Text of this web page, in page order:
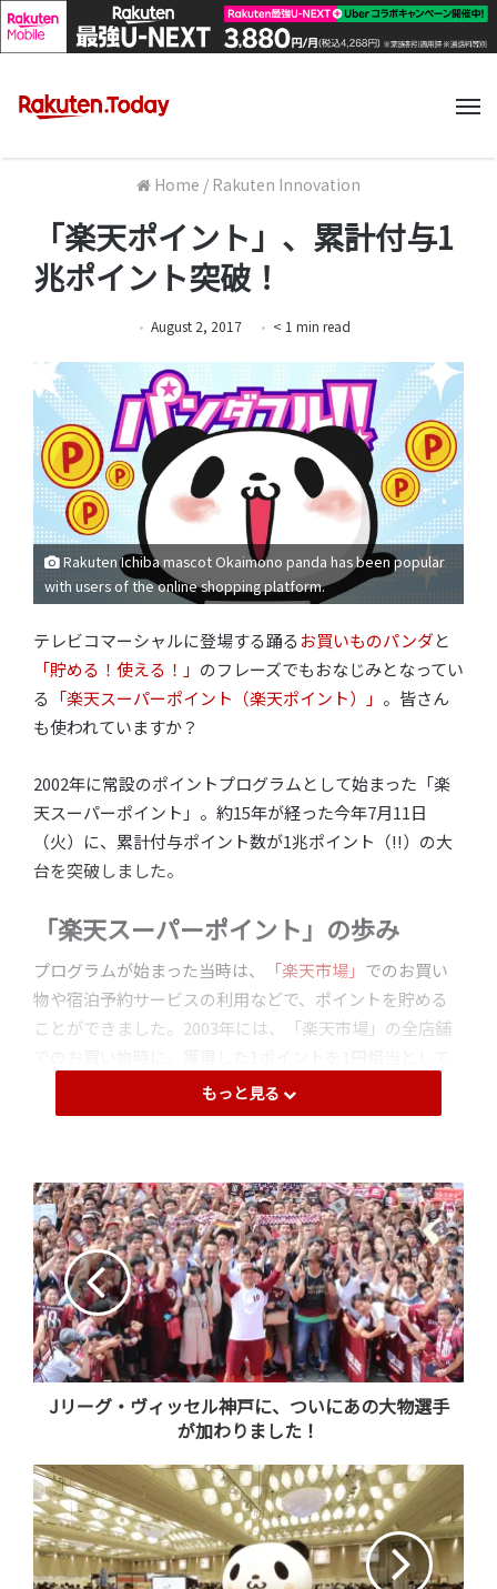
Home / Rakuten Innovation
「楽天ポイント」、累計付与1
兆ポイント突破！
August 2, 2017 < 1 min read
Rakuten Ichiba mascot Okaimono panda has been popular
with users of the online shopping platform.
テレビコマーシャルに登場する踊る お買いものパンダと
「貯める！使える！」 のフレーズでもおなじみとなってい
る 「楽天スーパーポイント（楽天ポイント）」 。皆さん
も使われていますか？
2002年に常設のポイントプログラムとして始まった「楽
天スーパーポイント」。約15年が経った今年7月11日
（火）に、累計付与ポイント数が1兆ポイント（!!）の大
台を突破しました。
「楽天スーパーポイント」の歩み
プログラムが始まった当時は、 「楽天市場」 でのお買い
物や宿泊予約サービスの利用などで、ポイントを貯める
ことができました。2003年には、「楽天市場」の全店舗
お支払いに充てることができるようになります。
って特典もアップする会員ランク制度の導入により、「楽
天スーパーポイント」は人気を集めるようになります。
2014年には、ネットを飛び越えてリアルな店舗でも、
「楽天スーパーポイント」を貯めたり使ったりできる
「楽天ポイントカード」 の共通ポイントサービスも始ま
り、コンビニエンスストアやスーパー、飲食店、ガソリ
ンスタンドなど、日常生活のいろいろな場面で、ポイント
をお得に活用できる機会が増えました。楽天ポイントの
加盟店舗は現在、ネットとリアルを合わせて約66万店舗
にまで広がっています。
2016年1月からは、「楽天カード」や「楽天モバイル」な
ど、特定の楽天グループサービスを併用することで、ポイ
もっと見る
Jリーグ・ヴィッセル神戸に、ついにあの大物選手
が加わりました！